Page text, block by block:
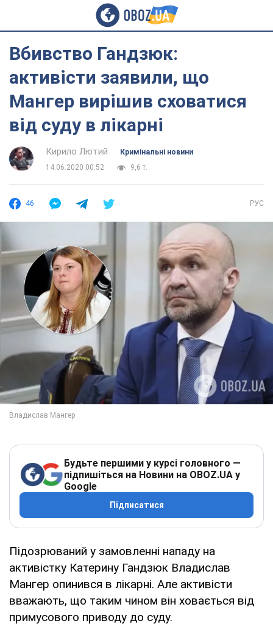
Вбивство Гандзюк:
активісти заявили, що
Мангер вирішив сховатися
від суду в лікарні
Кирило Лютий
Кримінальні новини
14.06.2020 00:52
9,6 т.
46 РУС
Будьте першими у курсі головного —
підпишіться на Новини на OBOZ.UA у
Google
Підписатися
Підозрюваний у замовленні нападу на
активістку Катерину Гандзюк Владислав
Мангер опинився в лікарні. Але активісти
вважають, що таким чином він ховається від
примусового приводу до суду.